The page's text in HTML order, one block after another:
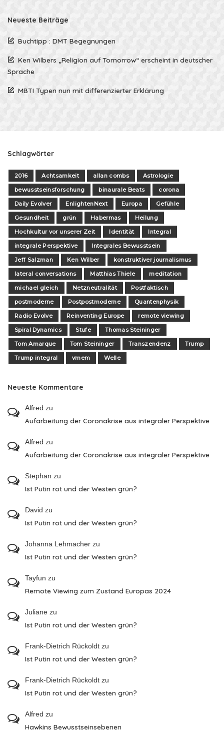
Neueste Beiträge
Buchtipp : DMT Begegnungen
Ken Wilbers „Religion auf Tomorrow“ erscheint in deutscher
Sprache
MBTI Typen nun mit differenzierter Erklärung
Schlagwörter
2016 Achtsamkeit allan combs
Astrologie
bewusstseinsforschung
binaurale Beats
corona
Daily Evolver
EnlightenNext Europa
Gefühle
Gesundheit
grün Habermas
Heilung
Hochkultur vor unserer Zeit
Identität
Integral
integrale Perspektive
Integrales Bewusstsein
Jeff Salzman
Ken Wilber
konstruktiver journalismus
lateral conversations
Matthias Thiele
meditation
michael gleich
Netzneutralität
Postfaktisch
postmoderne
Postpostmoderne
Quantenphysik
Radio Evolve
Reinventing Europe
remote viewing
Spiral Dynamics
Stufe
Thomas Steininger
Tom Amarque
Tom Steininger Transzendenz
Trump
Trump integral
vmem Welle
Neueste Kommentare
Alfred zu
Aufarbeitung der Coronakrise aus integraler Perspektive
Alfred zu
Aufarbeitung der Coronakrise aus integraler Perspektive
Stephan zu
Ist Putin rot und der Westen grün?
David zu
Ist Putin rot und der Westen grün?
Johanna Lehmacher zu
Ist Putin rot und der Westen grün?
Tayfun zu
Remote Viewing zum Zustand Europas 2024
Juliane zu
Ist Putin rot und der Westen grün?
Frank-Dietrich Rückoldt zu
Ist Putin rot und der Westen grün?
Frank-Dietrich Rückoldt zu
Ist Putin rot und der Westen grün?
Alfred zu
Hawkins Bewusstseinsebenen